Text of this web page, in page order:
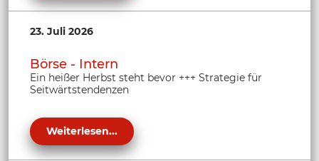
23. Juli 2026
Börse - Intern
Ein heißer Herbst steht bevor +++ Strategie für
Seitwärtstendenzen
Weiterlesen...